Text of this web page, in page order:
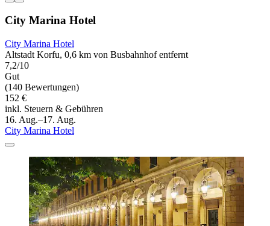
City Marina Hotel
City Marina Hotel
Altstadt Korfu, 0,6 km von Busbahnhof entfernt
7,2/10
Gut
(140 Bewertungen)
152 €
inkl. Steuern & Gebühren
16. Aug.–17. Aug.
City Marina Hotel